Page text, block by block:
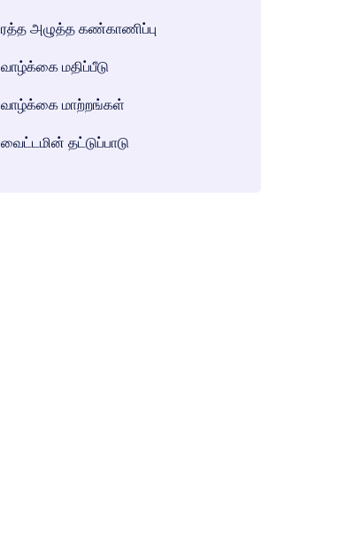
ரத்த அழுத்த கண்காணிப்பு
வாழ்க்கை மதிப்பீடு
வாழ்க்கை மாற்றங்கள்
வைட்டமின் தட்டுப்பாடு